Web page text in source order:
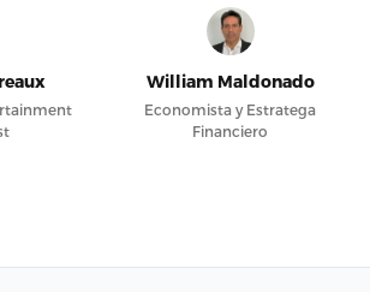
William Maldonado
Economista y Estratega
Financiero